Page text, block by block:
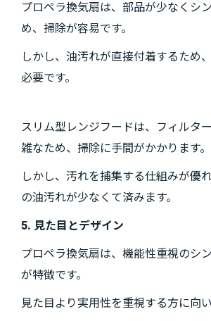
プロペラ換気扇は、部品が少なくシ
め、掃除が容易です。
しかし、油汚れが直接付着するため
必要です。
スリム型レンジフードは、フィルタ
雑なため、掃除に手間がかかります。
しかし、汚れを捕集する仕組みが優
の油汚れが少なくて済みます。
5. 見た目とデザイン
プロペラ換気扇は、機能性重視のシ
が特徴です。
見た目より実用性を重視する方に向い